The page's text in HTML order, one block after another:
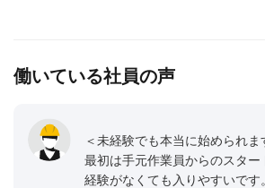
働いている社員の声
＜未経験でも本当に始められま
最初は手元作業員からのスター
経験がなくても入りやすいです。